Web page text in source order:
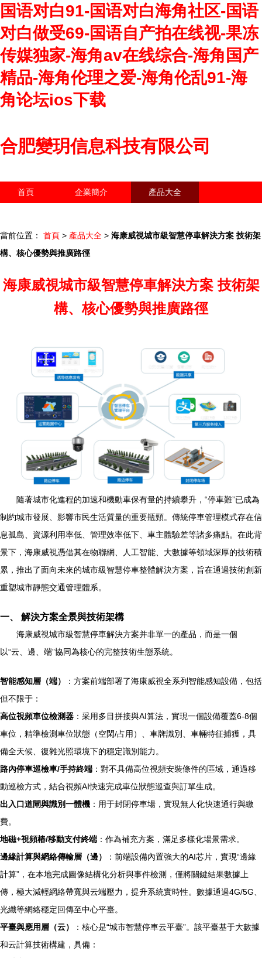
国语对白91-国语对白海角社区-国语
对白做受69-国语自产拍在线视-果冻
传媒独家-海角av在线综合-海角国产
精品-海角伦理之爱-海角伦乱91-海
角论坛ios下载
合肥變玥信息科技有限公司
首頁 企業簡介 產品大全
當前位置： 首頁 > 產品大全 > 海康威視城市級智慧停車解決方案 技術架
構、核心優勢與推廣路徑
海康威視城市級智慧停車解決方案 技術架
構、核心優勢與推廣路徑
隨著城市化進程的加速和機動車保有量的持續攀升，“停車難”已成為
制約城市發展、影響市民生活質量的重要瓶頸。傳統停車管理模式存在信
息孤島、資源利用率低、管理效率低下、車主體驗差等諸多痛點。在此背
景下，海康威視憑借其在物聯網、人工智能、大數據等領域深厚的技術積
累，推出了面向未來的城市級智慧停車整體解決方案，旨在通過技術創新
重塑城市靜態交通管理體系。
一、 解決方案全景與技術架構
海康威視城市級智慧停車解決方案并非單一的產品，而是一個
以“云、邊、端”協同為核心的完整技術生態系統。
智能感知層（端）
：方案前端部署了海康威視全系列智能感知設備，包括
但不限于：
高位視頻車位檢測器 ：采用多目拼接與AI算法，實現一個設備覆蓋6-8個
車位，精準檢測車位狀態（空閑/占用）、車牌識別、車輛特征捕獲，具
備全天候、復雜光照環境下的穩定識別能力。
路內停車巡檢車/手持終端 ：對不具備高位視頻安裝條件的區域，通過移
動巡檢方式，結合視頻AI快速完成車位狀態巡查與訂單生成。
出入口道閘與識別一體機 ：用于封閉停車場，實現無人化快速通行與繳
費。
地磁+視頻樁/移動支付終端 ：作為補充方案，滿足多樣化場景需求。
邊緣計算與網絡傳輸層（邊）
：前端設備內置強大的AI芯片，實現“邊緣
計算”，在本地完成圖像結構化分析與事件檢測，僅將關鍵結果數據上
傳，極大減輕網絡帶寬與云端壓力，提升系統實時性。數據通過4G/5G、
光纖等網絡穩定回傳至中心平臺。
平臺與應用層（云）
：核心是“城市智慧停車云平臺”。該平臺基于大數據
和云計算技術構建，具備：